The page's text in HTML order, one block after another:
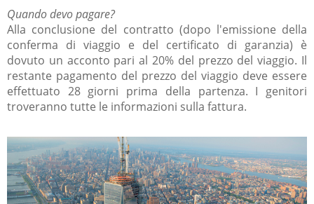
Quando devo pagare?
Alla conclusione del contratto (dopo l'emissione della
conferma di viaggio e del certificato di garanzia) è
dovuto un acconto pari al 20% del prezzo del viaggio. Il
restante pagamento del prezzo del viaggio deve essere
effettuato 28 giorni prima della partenza. I genitori
troveranno tutte le informazioni sulla fattura.